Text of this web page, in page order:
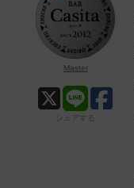
Master
シェアする